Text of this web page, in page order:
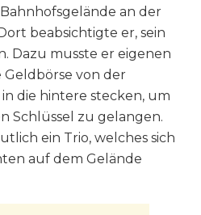
an der
beabsichtigte er, sein
Dazu musste er eigenen
von der
die hintere stecken, um
Schlüssel zu gelangen.
ein Trio, welches sich
auf dem Gelände